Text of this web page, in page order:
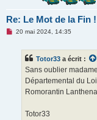
Re: Le Mot de la Fin !
M20 mai 2024, 14:35
Totor33 a écrit :
Sans oublier
Départemental du
Romorantin
Totor33